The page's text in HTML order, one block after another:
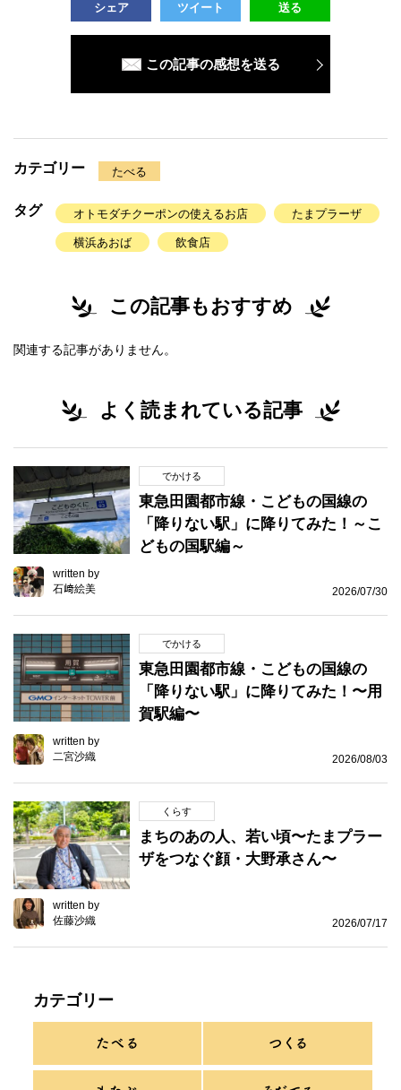
シェア ツイート 送る
この記事の感想を送る
カテゴリー たべる
タグ オトモダチクーポンの使えるお店 たまプラーザ
横浜あおば 飲食店
この記事もおすすめ
関連する記事がありません。
よく読まれている記事
でかける
東急田園都市線・こどもの国線の
「降りない駅」に降りてみた！～こ
どもの国駅編～
written by
石﨑絵美
2026/07/30
でかける
東急田園都市線・こどもの国線の
「降りない駅」に降りてみた！〜用
賀駅編〜
written by
二宮沙織
2026/08/03
くらす
まちのあの人、若い頃〜たまプラー
ザをつなぐ顔・大野承さん〜
written by
佐藤沙織
2026/07/17
カテゴリー